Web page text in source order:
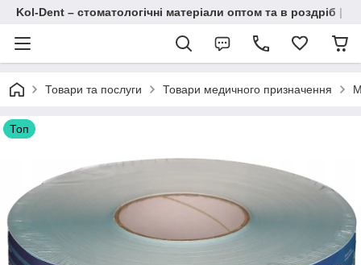
Kol-Dent – ​​стоматологічні матеріали оптом та в роздріб |
Товари та послуги Товари медичного призначення
Топ